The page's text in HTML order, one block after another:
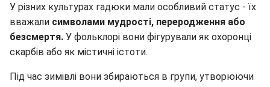
У різних культурах гадюки мали особливий статус - їх
вважали символами мудрості, переродження або
безсмертя. У фольклорі вони фігурували як охоронці
скарбів або як містичні істоти.
Під час зимівлі вони збираються в групи, утворюючи